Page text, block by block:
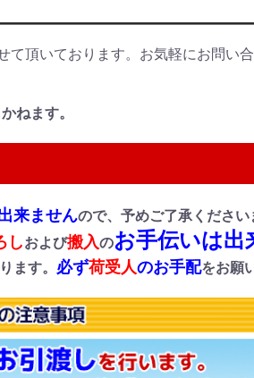
て頂いております。お気軽にお問い
ねます。
来ませんので、予めご了承ください
しおよび搬入のお手伝いは出
ます。 必ず荷受人のお手配をお願